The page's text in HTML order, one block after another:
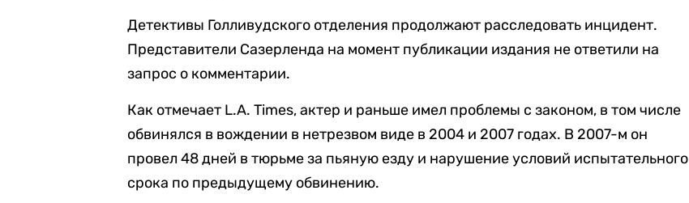
Детективы Голливудского отделения продолжают расследовать инцидент.
Представители Сазерленда на момент публикации издания не ответили на
запрос о комментарии.
Как отмечает L.A. Times, актер и раньше имел проблемы с законом, в том числе
обвинялся в вождении в нетрезвом виде в 2004 и 2007 годах. В 2007-м он
провел 48 дней в тюрьме за пьяную езду и нарушение условий испытательного
срока по предыдущему обвинению.